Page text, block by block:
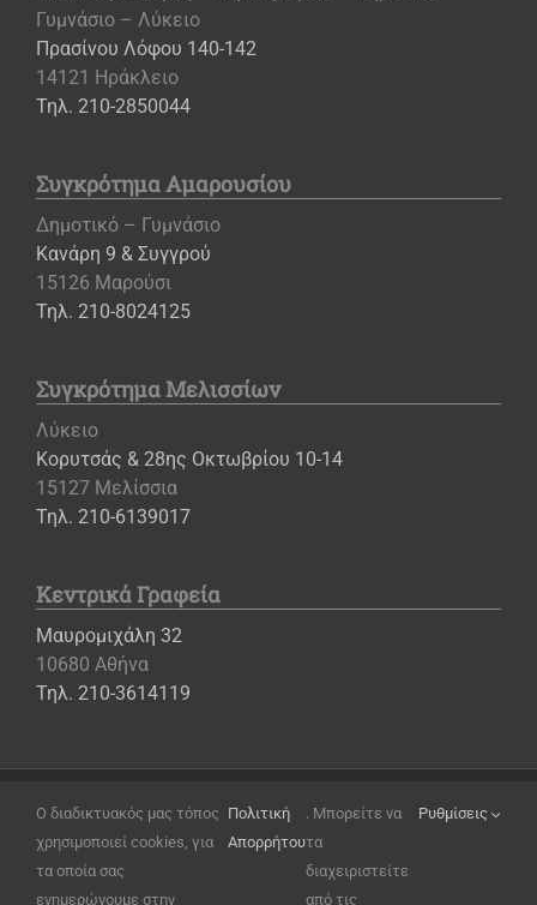
Γυμνάσιο – Λύκειο
Πρασίνου Λόφου 140-142
14121 Ηράκλειο
Τηλ. 210-2850044
Συγκρότημα Αμαρουσίου
Δημοτικό – Γυμνάσιο
Κανάρη 9 & Συγγρού
15126 Μαρούσι
Τηλ. 210-8024125
Συγκρότημα Μελισσίων
Λύκειο
Κορυτσάς & 28ης Οκτωβρίου 10-14
15127 Μελίσσια
Τηλ. 210-6139017
Κεντρικά Γραφεία
Μαυρομιχάλη 32
10680 Αθήνα
Τηλ. 210-3614119
Όροι Χρήσης
Πολιτική Απορρήτου
Ο διαδικτυακός μας τόπος
χρησιμοποιεί cookies, για
τα οποία σας
ενημερώνουμε στην
Πολιτική
Απορρήτου
. Μπορείτε να
τα
διαχειριστείτε
από τις
Ρυθμίσεις